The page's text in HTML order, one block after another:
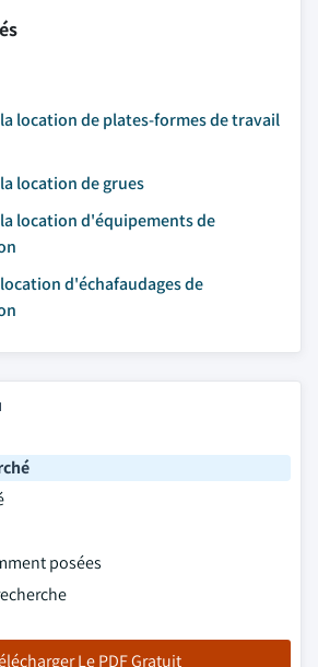
location de plates-formes de travail
location de grues
location d'équipements de
d'échafaudages de
posées
Le PDF Gratuit